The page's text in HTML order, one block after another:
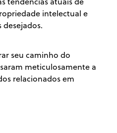
intelectual e
seu caminho do
meticulosamente a
relacionados em